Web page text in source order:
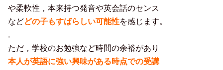
や柔軟性，本来持つ発音や英会話のセンス
などどの子もすばらしい可能性を感じます。
.
ただ，学校のお勉強など時間の余裕があり
本人が英語に強い興味がある時点での受講